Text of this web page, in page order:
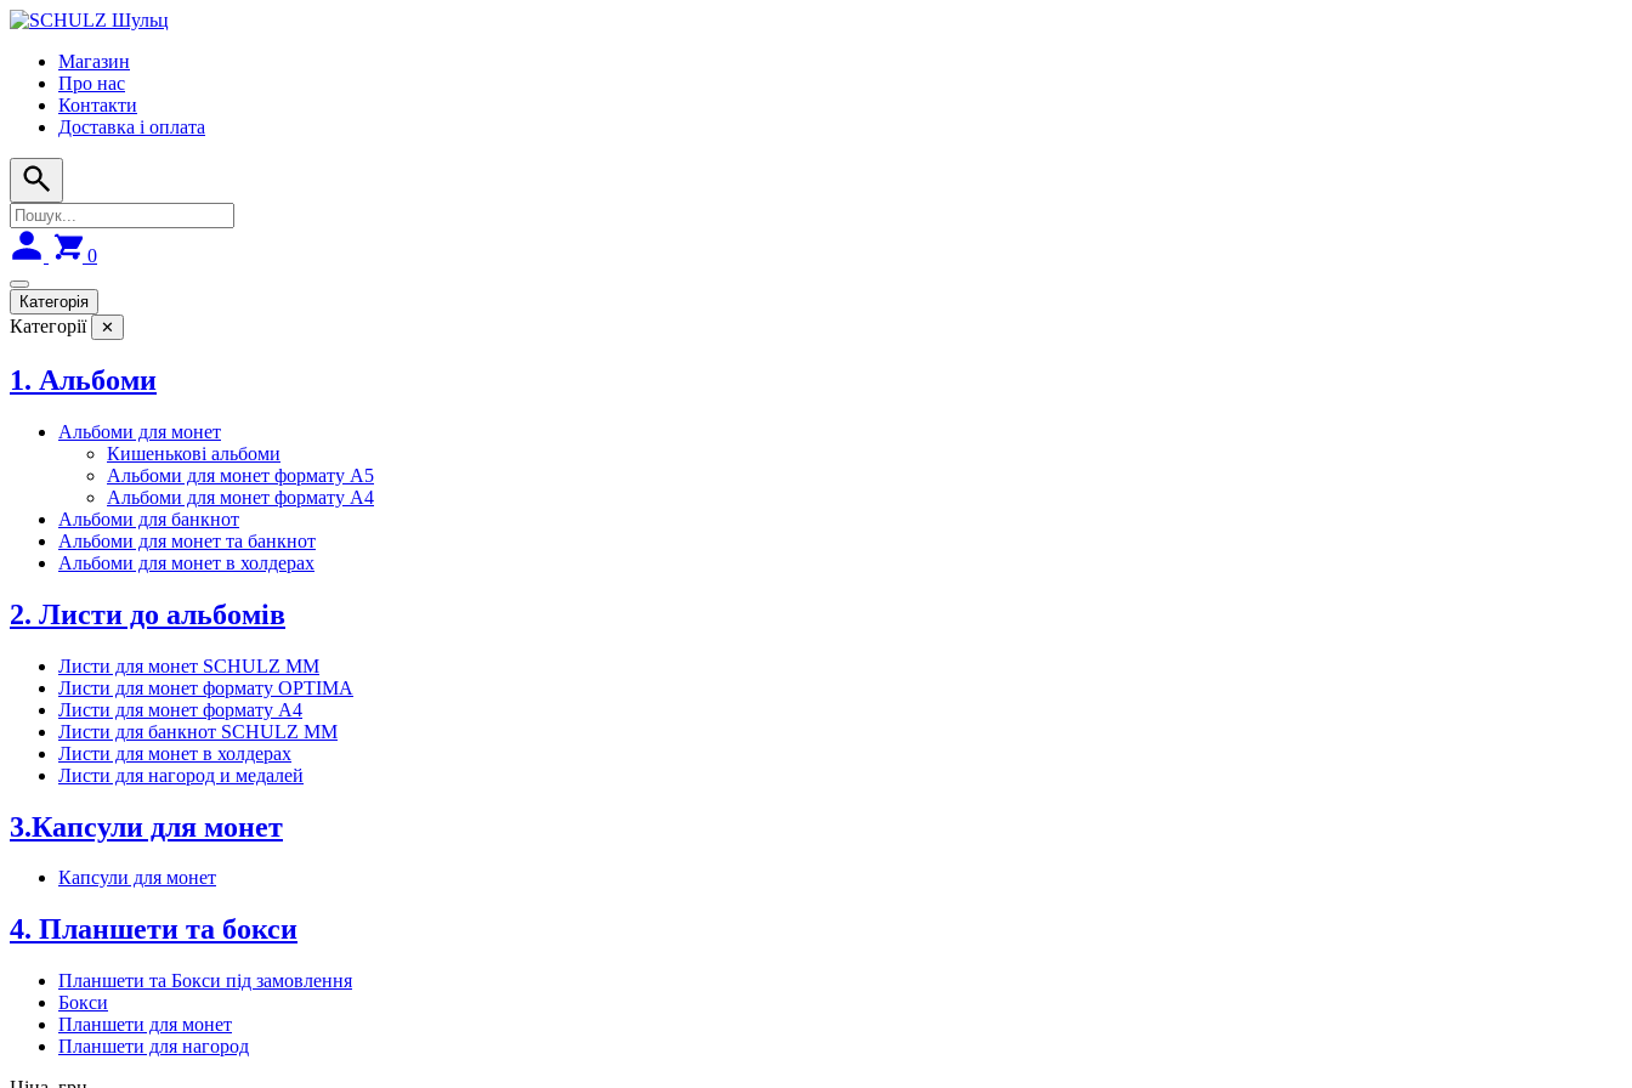
Skip
navigationМагазин
Про нас
Контакти
Доставка і оплата
0
Категорія
Категорії ✕
1. Альбоми
Альбоми для монет
Кишенькові альбоми
Альбоми для монет формату А5
Альбоми для монет формату А4
Альбоми для банкнот
Альбоми для монет та банкнот
Альбоми для монет в холдерах
2. Листи до альбомів
Листи для монет SCHULZ MM
Листи для монет формату OPTIMA
Листи для монет формату А4
Листи для банкнот SCHULZ MM
Листи для монет в холдерах
Листи для нагород и медалей
3.Капсули для монет
Капсули для монет
4. Планшети та бокси
Планшети та Бокси під замовлення
Бокси
Планшети для монет
Планшети для нагород